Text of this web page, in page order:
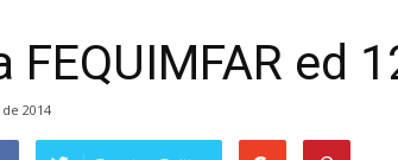
FEQUIMFAR ed
2014